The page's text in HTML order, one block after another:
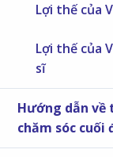
Lợi thế của
Lợi thế của
sĩ
Hướng dẫn về
chăm sóc cuối